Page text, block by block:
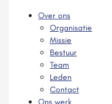
Over ons
Organisatie
Missie
Bestuur
Team
Leden
Contact
Ons werk